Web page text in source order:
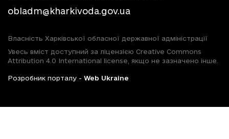
obladm@kharkivoda.gov.ua
Власність Харківської обласної державної адміністрації
Увесь вміст доступний за ліцензією Creative Commons
Attribution 4.0 International license, якщо не зазначено інше.
Розробник порталу - Web Ukraine